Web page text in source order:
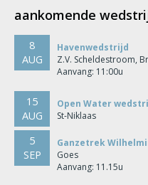
aankomende
8
AUG
Havenwedstrijd
Z.V. Scheldestroom,
Aanvang: 11:00u
15
AUG
Open Water
St-Niklaas
5
SEP
Ganzetrek
Goes
Aanvang: 11.15u